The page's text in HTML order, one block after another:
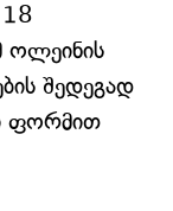
18
ოლეინის
შედეგად
ფორმით